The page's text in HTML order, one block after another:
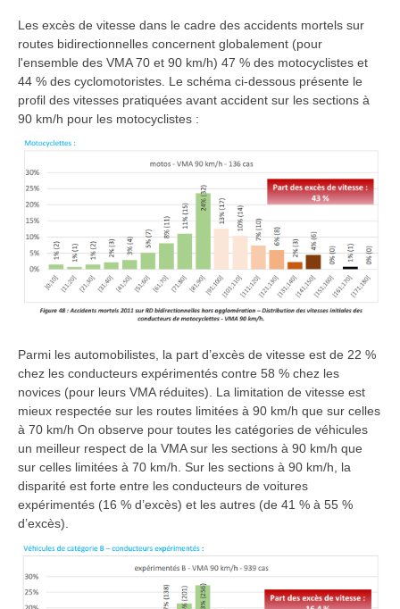
Les excès de vitesse dans le cadre des accidents mortels sur
routes bidirectionnelles concernent globalement (pour
l'ensemble des VMA 70 et 90 km/h) 47 % des motocyclistes et
44 % des cyclomotoristes. Le schéma ci-dessous présente le
profil des vitesses pratiquées avant accident sur les sections à
90 km/h pour les motocyclistes :
Parmi les automobilistes, la part d’excès de vitesse est de 22 %
chez les conducteurs expérimentés contre 58 % chez les
novices (pour leurs VMA réduites). La limitation de vitesse est
mieux respectée sur les routes limitées à 90 km/h que sur celles
à 70 km/h On observe pour toutes les catégories de véhicules
un meilleur respect de la VMA sur les sections à 90 km/h que
sur celles limitées à 70 km/h. Sur les sections à 90 km/h, la
disparité est forte entre les conducteurs de voitures
expérimentés (16 % d’excès) et les autres (de 41 % à 55 %
d’excès).